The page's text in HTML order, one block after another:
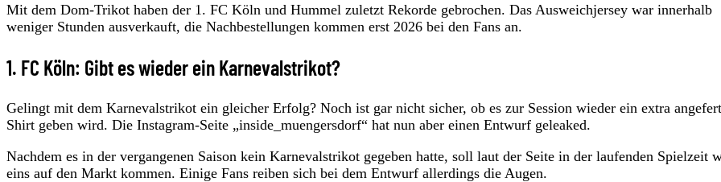
Mit dem Dom-Trikot haben der 1. FC Köln und Hummel zuletzt Rekorde gebrochen. Das Ausweichjersey war innerhalb
weniger Stunden ausverkauft, die Nachbestellungen kommen erst 2026 bei den Fans an.
1. FC Köln: Gibt es wieder ein Karnevalstrikot?
Gelingt mit dem Karnevalstrikot ein gleicher Erfolg? Noch ist gar nicht sicher, ob es zur Session wieder ein extra
Shirt geben wird. Die Instagram-Seite „inside_muengersdorf“ hat nun aber einen Entwurf geleaked.
Nachdem es in der vergangenen Saison kein Karnevalstrikot gegeben hatte, soll laut der Seite in der laufenden Spielzeit
eins auf den Markt kommen. Einige Fans reiben sich bei dem Entwurf allerdings die Augen.